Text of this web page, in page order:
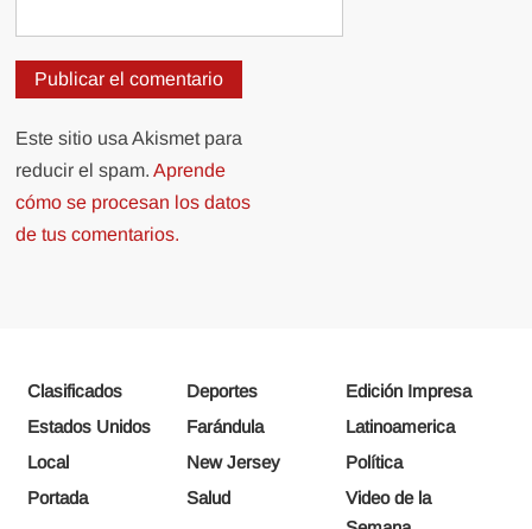
Este sitio usa Akismet para
reducir el spam.Aprende
cómo se procesan los datos
de tus comentarios.
Clasificados Deportes
Edición Impresa
Estados Unidos
Farándula
Latinoamerica
Local
New Jersey
Política
Portada
Salud
Video de la